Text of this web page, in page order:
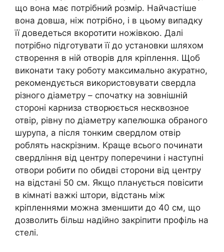
що вона має потрібний розмір. Найчастіше
вона довша, ніж потрібно, і в цьому випадку
її доведеться вкоротити ножівкою. Далі
потрібно підготувати її до установки шляхом
створення в ній отворів для кріплення. Щоб
виконати таку роботу максимально акуратно,
рекомендується використовувати свердла
різного діаметру – спочатку на зовнішній
стороні карниза створюється несквозное
отвір, рівну по діаметру капелюшка обраного
шурупа, а після тонким свердлом отвір
роблять наскрізним. Краще всього починати
свердління від центру поперечини і наступні
отвори робити по обидві сторони від центру
на відстані 50 см. Якщо планується повісити
в кімнаті важкі штори, відстань між
кріпленнями можна зменшити до 40 см, що
дозволить більш надійно закріпити профіль на
стелі.